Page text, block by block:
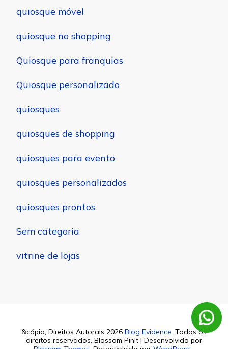
quiosque móvel
quiosque no shopping
Quiosque para franquias
Quiosque personalizado
quiosques
quiosques de shopping
quiosques para evento
quiosques personalizados
quiosques prontos
Sem categoria
vitrine de lojas
&cópia; Direitos Autorais 2026 Blog Evidence. Todos os
direitos reservados. Blossom PinIt | Desenvolvido por